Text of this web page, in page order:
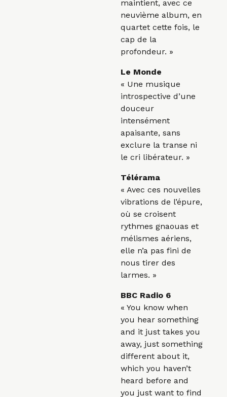
maintient, avec ce
neuvième album, en
quartet cette fois, le
cap de la
profondeur. »
Le Monde
« Une musique
introspective d’une
douceur
intensément
apaisante, sans
exclure la transe ni
le cri libérateur. »
Télérama
« Avec ces nouvelles
vibrations de l’épure,
où se croisent
rythmes gnaouas et
mélismes aériens,
elle n’a pas fini de
nous tirer des
larmes. »
BBC Radio 6
« You know when
you hear something
and it just takes you
away, just something
different about it,
which you haven’t
heard before and
you just want to find